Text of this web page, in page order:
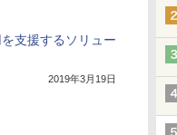
支援するソリュー
2019年3月19日